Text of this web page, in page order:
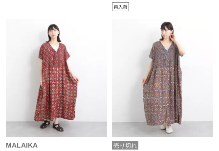
MALAIKA
売り切れ